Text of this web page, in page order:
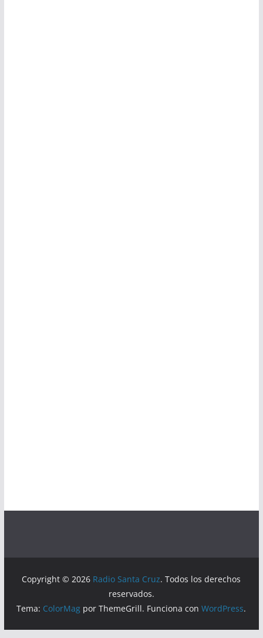
Copyright © 2026 Radio Santa Cruz. Todos los derechos
reservados.
Tema: ColorMag por ThemeGrill. Funciona conWordPress.